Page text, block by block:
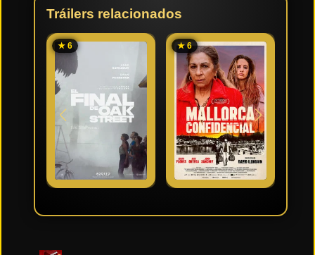
Tráilers relacionados
★ 6 ★ 6